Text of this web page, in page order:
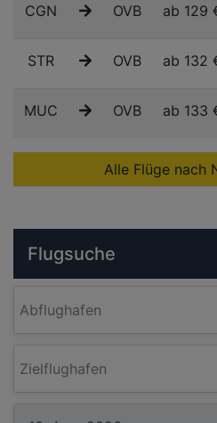
CGN OVB ab 129
STR OVB ab 132
MUC OVB ab 133
Alle Flüge nach
Flugsuche
Abflughafen
Zielflughafen